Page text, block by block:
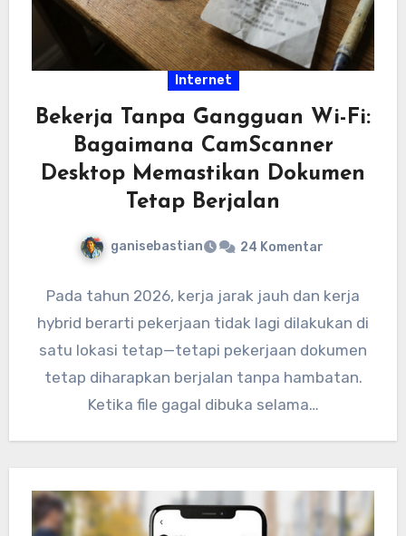
Internet
Bekerja Tanpa Gangguan Wi-Fi:
Bagaimana CamScanner
Desktop Memastikan Dokumen
Tetap Berjalan
ganisebastian 24 Komentar
Pada tahun 2026, kerja jarak jauh dan kerja
hybrid berarti pekerjaan tidak lagi dilakukan di
satu lokasi tetap—tetapi pekerjaan dokumen
tetap diharapkan berjalan tanpa hambatan.
Ketika file gagal dibuka selama…